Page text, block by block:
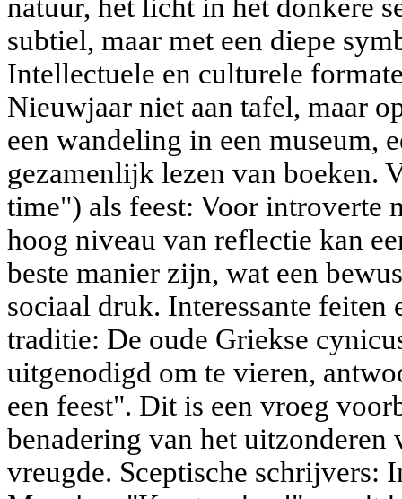
natuur, het licht in het donkere
subtiel, maar met een diepe
Intellectuele en culturele
Nieuwjaar niet aan tafel, maar
een wandeling in een museum,
gezamenlijk lezen van
time") als feest: Voor introverte
hoog niveau van reflectie kan
beste manier zijn, wat een
sociaal druk. Interessante
traditie: De oude Griekse
uitgenodigd om te vieren,
een feest". Dit is een vroeg
benadering van het uitzonderen
vreugde. Sceptische schrijvers: